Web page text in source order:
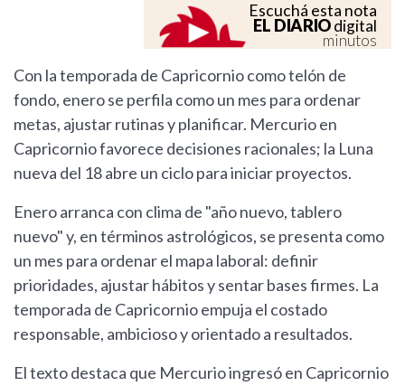
Escuchá esta nota
EL DIARIOdigital
minutos
Con la temporada de Capricornio como telón de
fondo, enero se perfila como un mes para ordenar
metas, ajustar rutinas y planificar. Mercurio en
Capricornio favorece decisiones racionales; la Luna
nueva del 18 abre un ciclo para iniciar proyectos.
Enero arranca con clima de "año nuevo, tablero
nuevo" y, en términos astrológicos, se presenta como
un mes para ordenar el mapa laboral: definir
prioridades, ajustar hábitos y sentar bases firmes. La
temporada de Capricornio empuja el costado
responsable, ambicioso y orientado a resultados.
El texto destaca que Mercurio ingresó en Capricornio